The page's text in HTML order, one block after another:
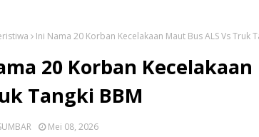
Ini Nama 20 Korban Kecelakaan Maut Bus ALS Vs Truk
20 Korban Kecelakaan
Tangki BBM
Mei 08, 2026